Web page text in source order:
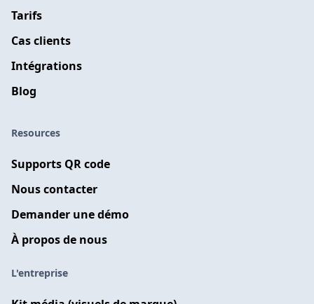
Tarifs
Cas clients
Intégrations
Blog
Resources
Supports QR code
Nous contacter
Demander une démo
À propos de nous
L'entreprise